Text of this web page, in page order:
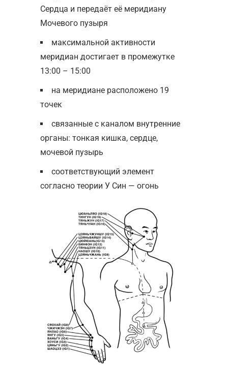
Сердца и передаёт её меридиану
Мочевого пузыря
максимальной активности
меридиан достигает в промежутке
13:00 – 15:00
на меридиане расположено 19
точек
связанные с каналом внутренние
органы: тонкая кишка, сердце,
мочевой пузырь
соответствующий элемент
согласно теории У Син — огонь